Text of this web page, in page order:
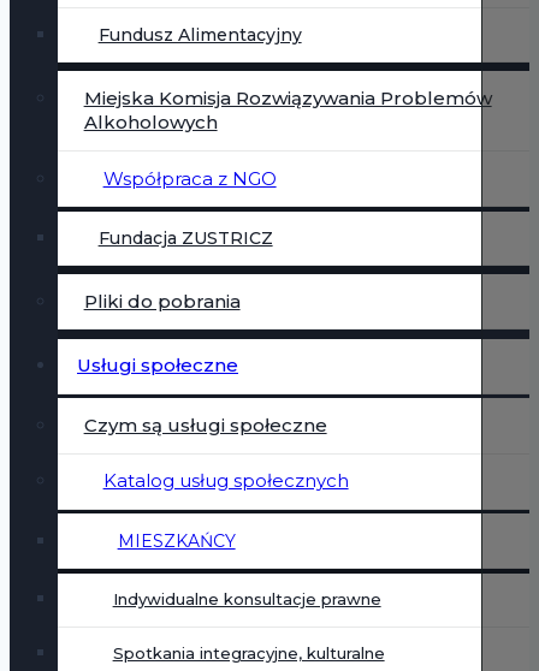
Fundusz Alimentacyjny
Miejska Komisja Rozwiązywania Problemów
Alkoholowych
Współpraca z NGO
Fundacja ZUSTRICZ
Pliki do pobrania
Usługi społeczne
Czym są usługi społeczne
Katalog usług społecznych
MIESZKAŃCY
Indywidualne konsultacje prawne
Spotkania integracyjne, kulturalne